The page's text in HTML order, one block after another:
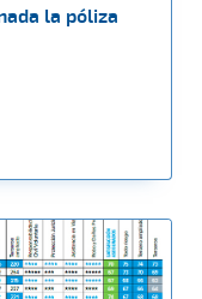
la póliza